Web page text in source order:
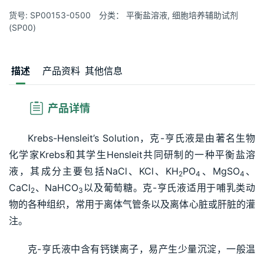
货号: SP00153-0500 分类： 平衡盐溶液, 细胞培养辅助试剂
(SP00)
描述 产品资料 其他信息
产品详情
Krebs-Hensleit’s Solution，克-亨氏液是由著名生物
化学家Krebs和其学生Hensleit共同研制的一种平衡盐溶
液，其成分主要包括NaCl、KCl、KH2PO4 、MgSO4 、
CaCl2、NaHCO3 以及葡萄糖。克-亨氏液适用于哺乳类动
物的各种组织，常用于离体气管条以及离体心脏或肝脏的灌
注。
克-亨氏液中含有钙镁离子，易产生少量沉淀，一般温